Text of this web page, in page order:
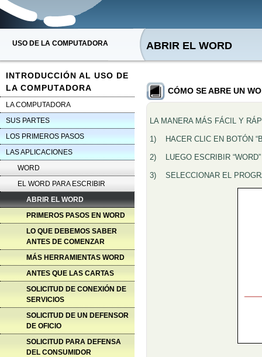
USO DE LA COMPUTADORA
INTRODUCCIÓN AL USO DE
LA COMPUTADORA
LA COMPUTADORA
SUS PARTES
LOS PRIMEROS PASOS
LAS APLICACIONES
WORD
EL WORD PARA ESCRIBIR
ABRIR EL WORD
PRIMEROS PASOS EN WORD
LO QUE DEBEMOS SABER
ANTES DE COMENZAR
MÁS HERRAMIENTAS WORD
ANTES QUE LAS CARTAS
SOLICITUD DE CONEXIÓN DE
SERVICIOS
SOLICITUD DE UN DEFENSOR
DE OFICIO
SOLICITUD PARA DEFENSA
DEL CONSUMIDOR
ABRIR EL WORD
CÓMO SE ABRE UN
LA MANERA MÁS FÁCIL Y
1) HACER CLIC EN BOTÓN
2) LUEGO ESCRIBIR “WORD”
3) SELECCIONAR EL